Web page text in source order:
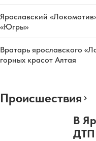
Ярославский
«Югры»
Вратарь ярославского
горных красот Алтая
Происшествия
В
ДТП